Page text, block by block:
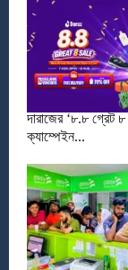
দারাজের ‘৮.৮ গ্রেট
ক্যাম্পেইন...